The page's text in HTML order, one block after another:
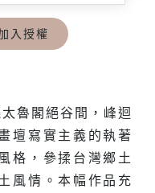
入授權
魯閣絕谷間，峰迴
壇寫實主義的執著
格，參揉台灣鄉土
風情。本幅作品充